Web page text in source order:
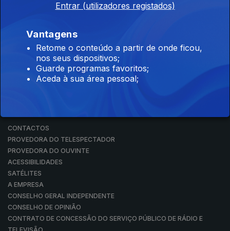
RTP PLAY
EM DIRETO
REVER PROGRAMAS
CONCURSOS
CONTACTOS
PROVEDORA DO TELESPECTADOR
PROVEDORA DO OUVINTE
ACESSIBILIDADES
SATÉLITES
A EMPRESA
CONSELHO GERAL INDEPENDENTE
CONSELHO DE OPINIÃO
CONTRATO DE CONCESSÃO DO SERVIÇO PÚBLICO DE RÁDIO E
Entrar (utilizadores registados)
Vantagens
Retome o conteúdo a partir de onde ficou,
nos seus dispositivos;
Guarde programas favoritos;
Aceda à sua área pessoal;